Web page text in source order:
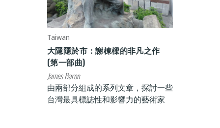
Taiwan
大隱隱於市：謝棟樑的非凡之作
(第一部曲)
James Baron
由兩部分組成的系列文章，探討一些
台灣最具標誌性和影響力的藝術家